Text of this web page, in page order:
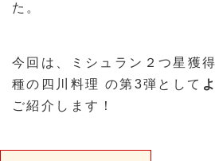
た。
今回は、ミシュラン２つ星獲
種の四川料理 の第3弾として
ご紹介します！